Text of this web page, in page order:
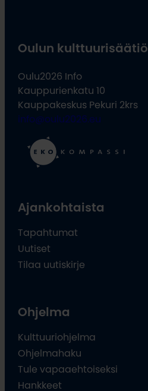
Oulun kulttuurisäätiö
Oulu2026 Info
Kauppurienkatu 10
Kauppakeskus Pekuri 2krs
info@oulu2026.eu
Ajankohtaista
Tapahtumat
Uutiset
Tilaa uutiskirje
Ohjelma
Kulttuuriohjelma
Ohjelmahaku
Tule vapaaehtoiseksi
Hankkeet